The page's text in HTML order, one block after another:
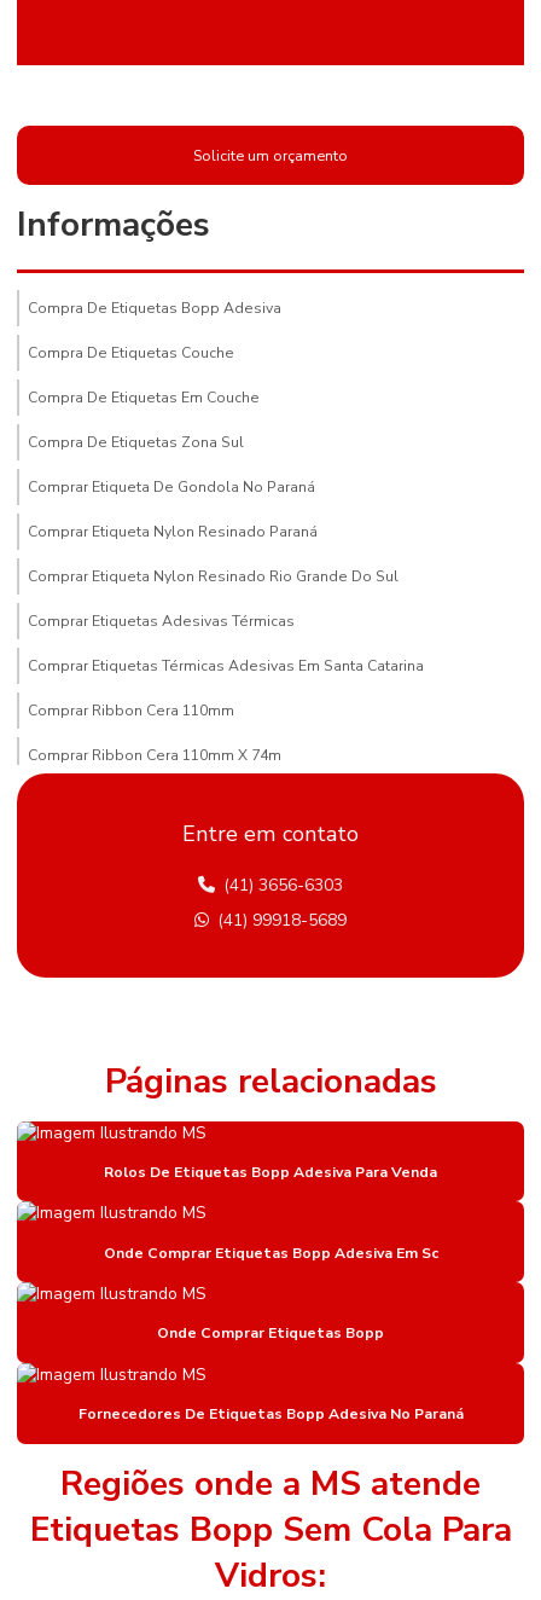
Solicite um orçamento
Informações
Compra De Etiquetas Bopp Adesiva
Compra De Etiquetas Couche
Compra De Etiquetas Em Couche
Compra De Etiquetas Zona Sul
Comprar Etiqueta De Gondola No Paraná
Comprar Etiqueta Nylon Resinado Paraná
Comprar Etiqueta Nylon Resinado Rio Grande Do Sul
Comprar Etiquetas Adesivas Térmicas
Comprar Etiquetas Térmicas Adesivas Em Santa Catarina
Comprar Ribbon Cera 110mm
Comprar Ribbon Cera 110mm X 74m
Compras De Etiqueta De Gondola Em Minas Gerais
Comprimento Etiquetas Adesivas
Distribuidor De Etiqueta Nylon Resinado Mato Grosso Do Sul
Etiqueta Adesiva Hotmelt
Etiqueta Adesiva Para Sementes E Adubos
Etiqueta De Gondola Amarela
Etiqueta De Gondola Branca
Etiqueta De Gondola Compatível Com Impressora
Etiqueta De Gondola Para Impressora Argox
Etiqueta Nylon Resinado
Etiqueta Nylon Resinado Para Colchões
Etiqueta Para Identificação De Estoque
Etiqueta Para Roupas
Entre em contato
(41) 3656-6303
(41) 99918-5689
Páginas relacionadas
Rolos De Etiquetas Bopp Adesiva Para Venda
Onde Comprar Etiquetas Bopp Adesiva Em Sc
Onde Comprar Etiquetas Bopp
Fornecedores De Etiquetas Bopp Adesiva No Paraná
Regiões onde a MS atende
Etiquetas Bopp Sem Cola Para
Vidros: